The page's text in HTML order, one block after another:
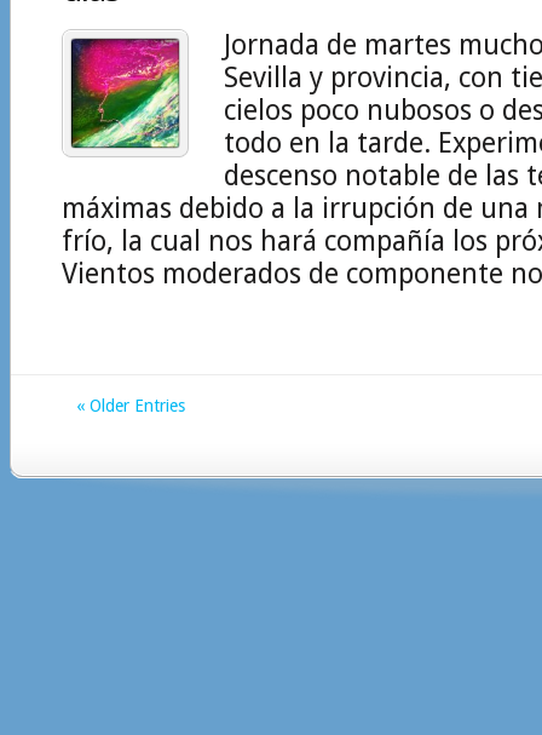
Jornada de martes
Sevilla y provincia, con
cielos poco nubosos o
todo en la tarde.
descenso notable de las
máximas debido a la irrupción de una
frío, la cual nos hará compañía los
Vientos moderados de componente
« Older Entries